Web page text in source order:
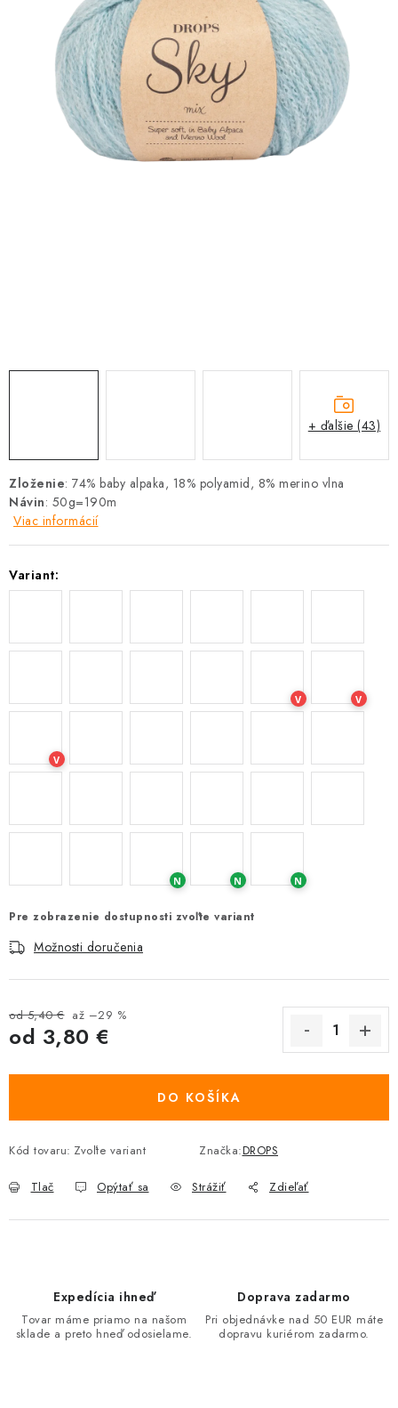
Zloženie: 74% baby alpaka, 18% polyamid, 8% merino vlna
Návin: 50g=190m
Viac informácií
Variant:
V V
V
N N N
Pre zobrazenie dostupnosti zvoľte variant
Možnosti doručenia
od 5,40 € až –29 %
od 3,80 €
DO KOŠÍKA
Kód tovaru: Zvoľte variant Značka:DROPS
Tlač Opýtať sa Strážiť Zdieľať
+ ďalšie (43)
Expedícia ihneď
Tovar máme priamo na našom
sklade a preto hneď odosielame.
Doprava zadarmo
Pri objednávke nad 50 EUR máte
dopravu kuriérom zadarmo.